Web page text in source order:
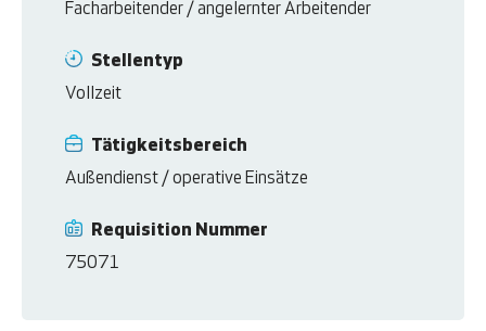
Requisition Nummer
75071
Facharbeitender / angelernter Arbeitender
Stellentyp
Vollzeit
Tätigkeitsbereich
Außendienst / operative Einsätze